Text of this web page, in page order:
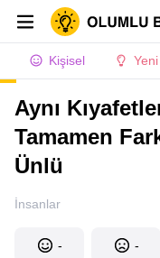
Kişisel Yeni
Aynı
Tamamen
Ünlü
İnsanlar
- -